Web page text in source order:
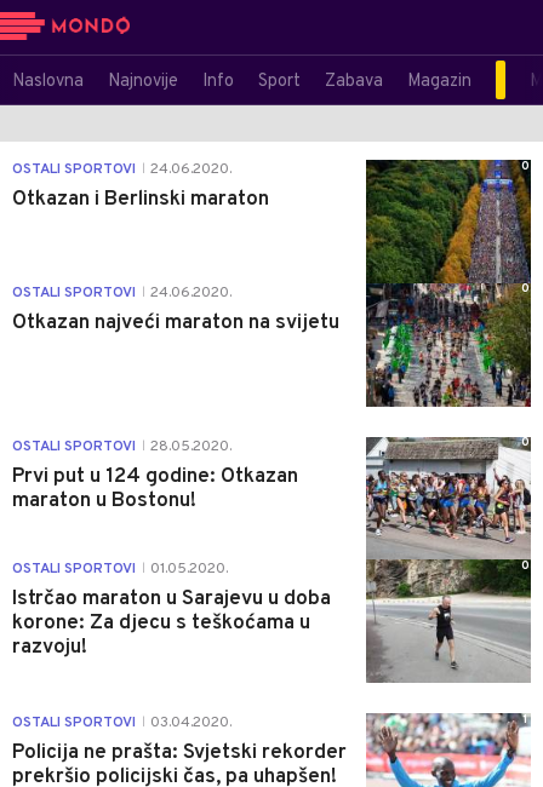
Naslovna Najnovije Info Sport Zabava Magazin
OSTALI SPORTOVI 24.06.2020.
Otkazan i Berlinski maraton
0
OSTALI SPORTOVI 24.06.2020.
Otkazan najveći maraton na svijetu
0
OSTALI SPORTOVI 28.05.2020.
Prvi put u 124 godine: Otkazan
maraton u Bostonu!
0
OSTALI SPORTOVI 01.05.2020.
Istrčao maraton u Sarajevu u doba
korone: Za djecu s teškoćama u
razvoju!
0
OSTALI SPORTOVI 03.04.2020.
Policija ne prašta: Svjetski rekorder
prekršio policijski čas, pa uhapšen!
1